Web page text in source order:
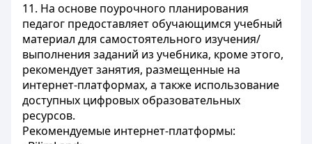
11. На основе поурочного планирования
педагог предоставляет обучающимся учебный
материал для самостоятельного изучения/
выполнения заданий из учебника, кроме этого,
рекомендует занятия, размещенные на
интернет-платформах, а также использование
доступных цифровых образовательных
ресурсов.
Рекомендуемые интернет-платформы: